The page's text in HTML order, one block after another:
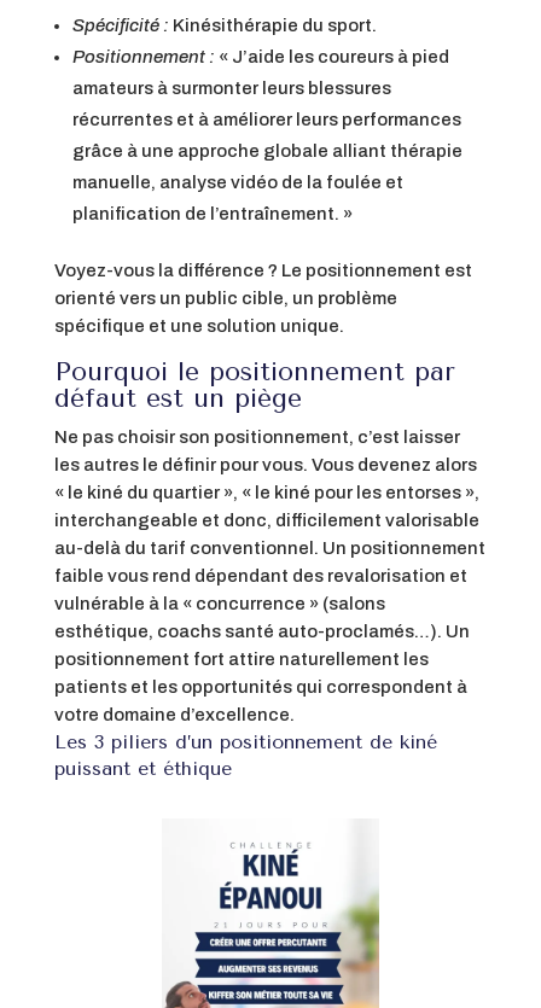
Spécificité : Kinésithérapie du sport.
Positionnement : « J’aide les coureurs à pied
amateurs à surmonter leurs blessures
récurrentes et à améliorer leurs performances
grâce à une approche globale alliant thérapie
manuelle, analyse vidéo de la foulée et
planification de l’entraînement. »
Voyez-vous la différence ? Le positionnement est
orienté vers un public cible, un problème
spécifique et une solution unique.
Pourquoi le positionnement par
défaut est un piège
Ne pas choisir son positionnement, c’est laisser
les autres le définir pour vous. Vous devenez alors
« le kiné du quartier », « le kiné pour les entorses »,
interchangeable et donc, difficilement valorisable
au-delà du tarif conventionnel. Un positionnement
faible vous rend dépendant des revalorisation et
vulnérable à la « concurrence » (salons
esthétique, coachs santé auto-proclamés…). Un
positionnement fort attire naturellement les
patients et les opportunités qui correspondent à
votre domaine d’excellence.
Les 3 piliers d’un positionnement de kiné
puissant et éthique